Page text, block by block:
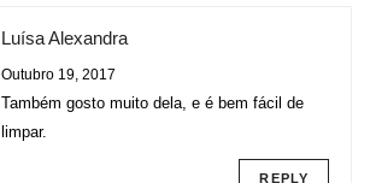
Luísa Alexandra
Outubro 19, 2017
Também gosto muito dela, e é bem fácil de
limpar.
REPLY